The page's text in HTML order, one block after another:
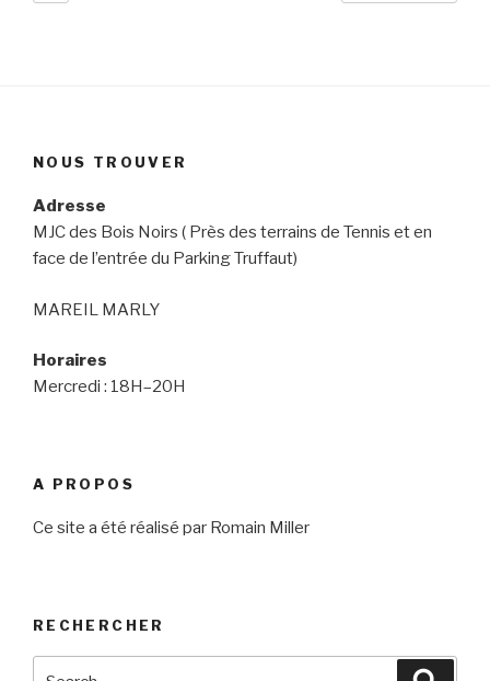
NOUS TROUVER
Adresse
MJC des Bois Noirs ( Près des terrains de Tennis et en
face de l’entrée du Parking Truffaut)
MAREIL MARLY
Horaires
Mercredi : 18H–20H
A PROPOS
Ce site a été réalisé par Romain Miller
RECHERCHER